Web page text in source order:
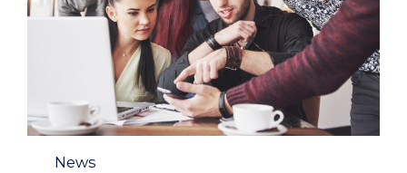
Category
News